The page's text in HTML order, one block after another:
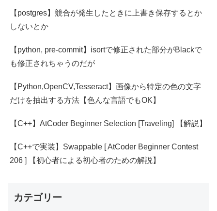
【postgres】競合が発生したときに上書き保存するとか
しないとか
【python, pre-commit】isortで修正された部分がBlackで
も修正されちゃうのだが
【Python,OpenCV,Tesseract】画像から特定の色の文字
だけを抽出する方法【色んな言語でもOK】
【C++】AtCoder Beginner Selection [Traveling] 【解説】
【C++で実装】Swappable [ AtCoder Beginner Contest
206 ] 【初心者による初心者のための解説】
カテゴリー